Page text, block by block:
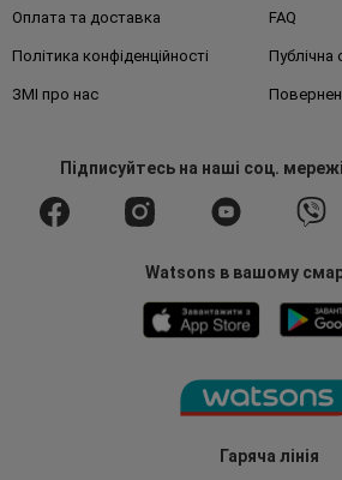
Гаряча лінія
Оплата та доставка FAQ
Політика конфіденційності Публічна
ЗМІ про нас
Підписуйтесьна наші соц. мережі
Watsons в вашому